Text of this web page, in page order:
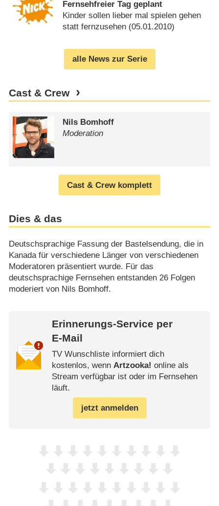
Fernsehfreier Tag geplant
Kinder sollen lieber mal spielen gehen
statt fernzusehen (05.01.2010)
alle News zur Serie
Cast & Crew
Nils Bomhoff
Moderation
Cast & Crew komplett
Dies & das
Deutschsprachige Fassung der Bastelsendung, die in
Kanada für verschiedene Länger von verschiedenen
Moderatoren präsentiert wurde. Für das
deutschsprachige Fernsehen entstanden 26 Folgen
moderiert von Nils Bomhoff.
Erinnerungs-Service per
E-Mail
TV Wunschliste informiert dich
kostenlos, wenn Artzooka! online als
Stream verfügbar ist oder im Fernsehen
läuft.
jetzt anmelden